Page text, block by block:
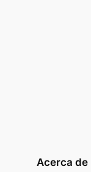
Acerca de